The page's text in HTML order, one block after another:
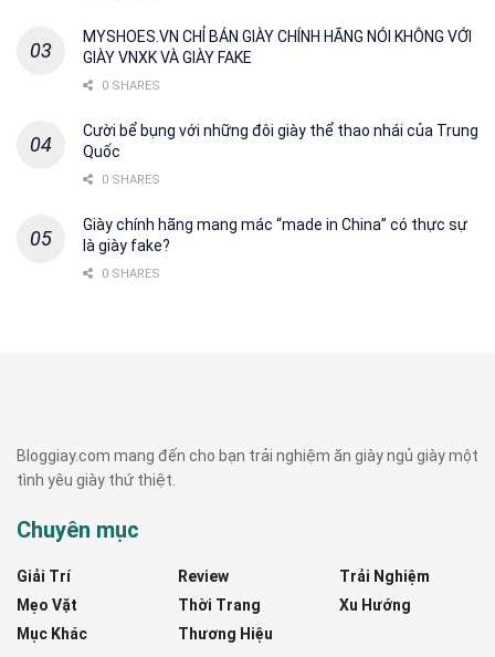
MYSHOES.VN CHỈ BÁN GIÀY CHÍNH HÃNG NÓI KHÔNG VỚI
GIÀY VNXK VÀ GIÀY FAKE
0 SHARES
Cười bể bụng với những đôi giày thể thao nhái của Trung
Quốc
0 SHARES
Giày chính hãng mang mác “made in China” có thực sự
là giày fake?
0 SHARES
Bloggiay.com mang đến cho bạn trải nghiệm ăn giày ngủ giày một
tình yêu giày thứ thiệt.
Chuyên mục
Giải Trí
Mẹo Vặt
Mục Khác
Review
Thời Trang
Thương Hiệu
Trải Nghiệm
Xu Hướng